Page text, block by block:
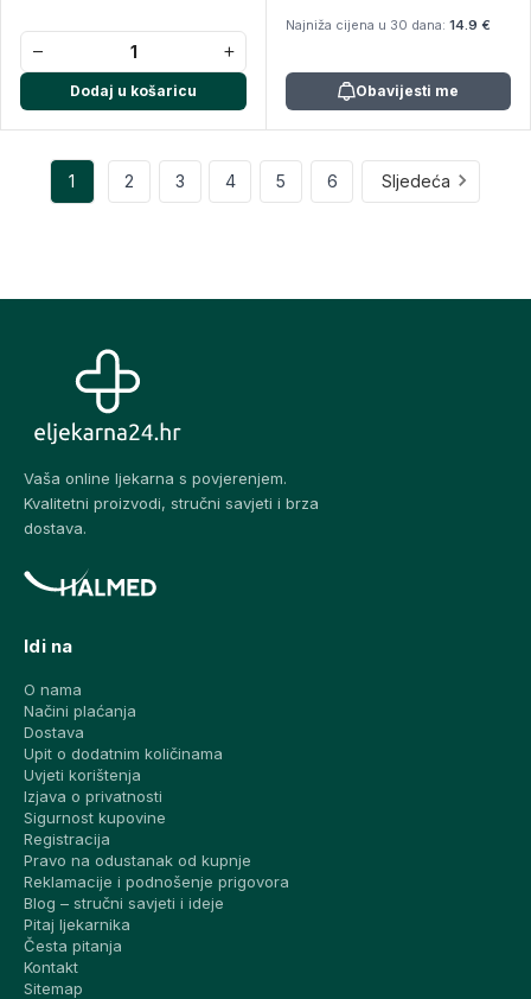
− +
Dodaj u košaricu
Najniža cijena u 30 dana: 14.9 €
Obavijesti me
1 2 3 4 5 6 Sljedeća
Vaša online ljekarna s povjerenjem.
Kvalitetni proizvodi, stručni savjeti i brza
dostava.
Idi na
O nama
Načini plaćanja
Dostava
Upit o dodatnim količinama
Uvjeti korištenja
Izjava o privatnosti
Sigurnost kupovine
Registracija
Pravo na odustanak od kupnje
Reklamacije i podnošenje prigovora
Blog – stručni savjeti i ideje
Pitaj ljekarnika
Česta pitanja
Kontakt
Sitemap